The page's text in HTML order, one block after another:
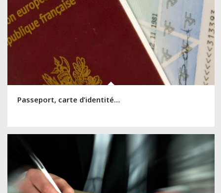
Passeport, carte d’identité…